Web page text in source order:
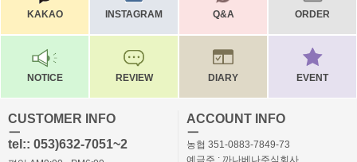
KAKAO INSTAGRAM Q&A ORDER
NOTICE REVIEW DIARY EVENT
CUSTOMER INFO
ㅡ
tel:: 053)632-7051~2
ACCOUNT INFO
ㅡ
농협 351-0883-7849-73
예금주 : 까나베나주식회사